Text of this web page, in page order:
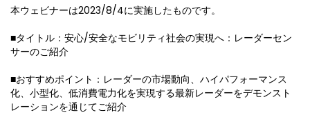
本ウェビナーは2023/8/4に実施したものです。
■タイトル：安心/安全なモビリティ社会の実現へ：レーダーセン
サーのご紹介
■おすすめポイント：レーダーの市場動向、ハイパフォーマンス
化、小型化、低消費電力化を実現する最新レーダーをデモンスト
レーションを通じてご紹介